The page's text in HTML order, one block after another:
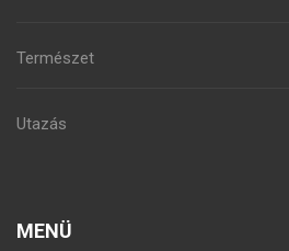
Természet
Utazás
MENÜ